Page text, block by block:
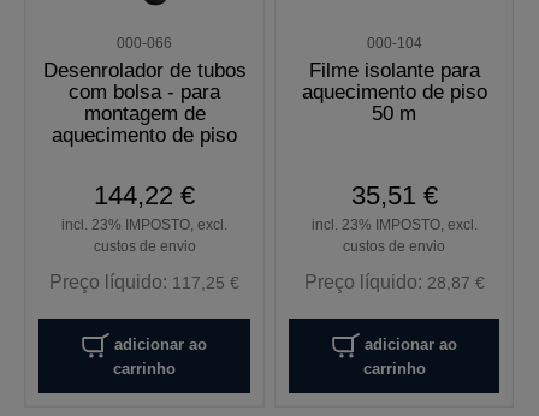
000-066
Desenrolador de tubos
com bolsa - para
montagem de
aquecimento de piso
144,22 €
incl. 23% IMPOSTO, excl.
custos de envio
Preço líquido: 117,25 €
adicionar ao
carrinho
000-104
Filme isolante para
aquecimento de piso
50 m
35,51 €
incl. 23% IMPOSTO, excl.
custos de envio
Preço líquido: 28,87 €
adicionar ao
carrinho